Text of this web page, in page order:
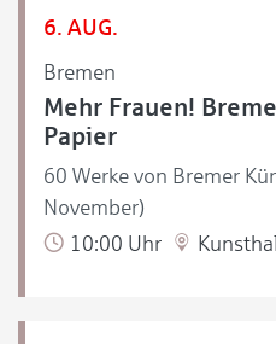
6. AUG.
Bremen
Mehr Frauen!
Papier
60 Werke von Bremer
November)
10:00 Uhr